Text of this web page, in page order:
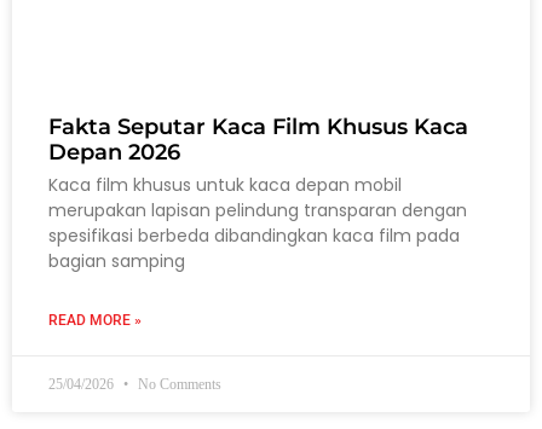
Fakta Seputar Kaca Film Khusus Kaca
Depan 2026
Kaca film khusus untuk kaca depan mobil
merupakan lapisan pelindung transparan dengan
spesifikasi berbeda dibandingkan kaca film pada
bagian samping
READ MORE »
25/04/2026 No Comments